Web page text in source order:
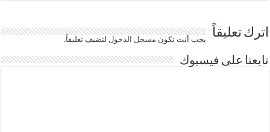
اترك تعليقاً يجب أنت تكون مسجل الدخوللتضيف تعليقاً.
تابعنا على فيسبوك